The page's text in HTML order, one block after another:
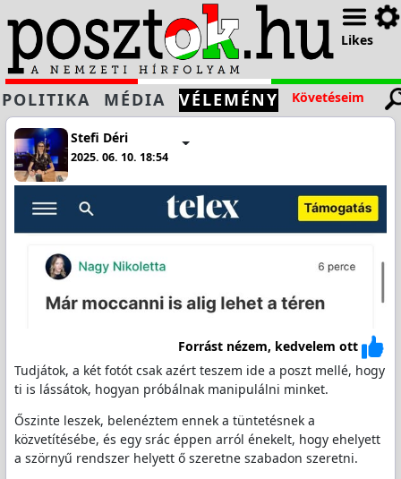
Likes
POLITIKA MÉDIA VÉLEMÉNY Követéseim
Stefi Déri
2025. 06. 10. 18:54
Forrást nézem, kedvelem ott
Tudjátok, a két fotót csak azért teszem ide a poszt mellé, hogy
ti is lássátok, hogyan próbálnak manipulálni minket.
Őszinte leszek, belenéztem ennek a tüntetésnek a
közvetítésébe, és egy srác éppen arról énekelt, hogy ehelyett
a szörnyű rendszer helyett ő szeretne szabadon szeretni.